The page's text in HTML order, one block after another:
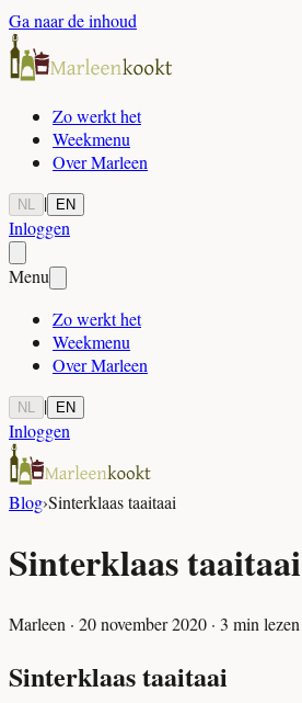
Ga naar de inhoud
Zo werkt het
Weekmenu
Over Marleen
NL | EN
Inloggen
Menu
Zo werkt het
Weekmenu
Over Marleen
NL | EN
Inloggen
Blog›Sinterklaas taaitaai
Sinterklaas taaitaai
Marleen · 20 november 2020 · 3 min lezen
Sinterklaas taaitaai